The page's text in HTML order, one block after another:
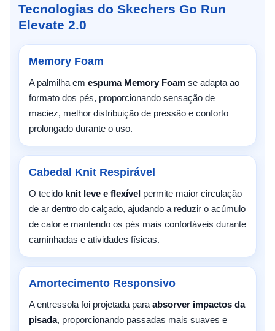
Tecnologias do Skechers Go Run
Elevate 2.0
Memory Foam
A palmilha em espuma Memory Foam se adapta ao
formato dos pés, proporcionando sensação de
maciez, melhor distribuição de pressão e conforto
prolongado durante o uso.
Cabedal Knit Respirável
O tecido knit leve e flexível permite maior circulação
de ar dentro do calçado, ajudando a reduzir o acúmulo
de calor e mantendo os pés mais confortáveis durante
caminhadas e atividades físicas.
Amortecimento Responsivo
A entressola foi projetada para absorver impactos da
pisada, proporcionando passadas mais suaves e